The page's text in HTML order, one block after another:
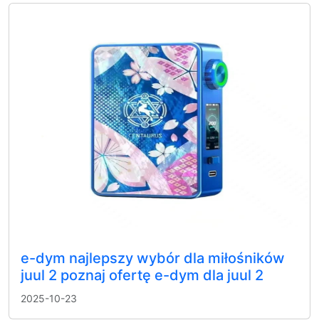
e-dym najlepszy wybór dla miłośników
juul 2 poznaj ofertę e-dym dla juul 2
2025-10-23